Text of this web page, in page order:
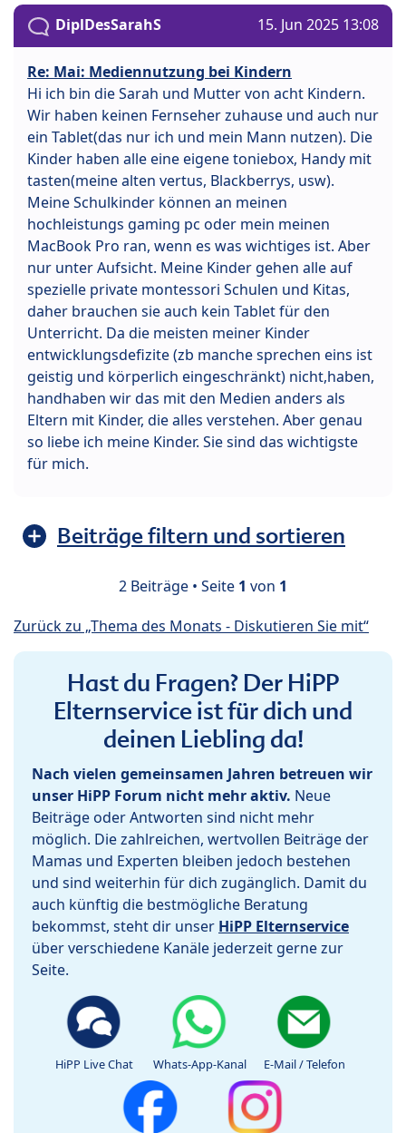
DiplDesSarahS 15. Jun 2025 13:08
Re: Mai: Mediennutzung bei Kindern
Hi ich bin die Sarah und Mutter von acht Kindern.
Wir haben keinen Fernseher zuhause und auch nur
ein Tablet(das nur ich und mein Mann nutzen). Die
Kinder haben alle eine eigene toniebox, Handy mit
tasten(meine alten vertus, Blackberrys, usw).
Meine Schulkinder können an meinen
hochleistungs gaming pc oder mein meinen
MacBook Pro ran, wenn es was wichtiges ist. Aber
nur unter Aufsicht. Meine Kinder gehen alle auf
spezielle private montessori Schulen und Kitas,
daher brauchen sie auch kein Tablet für den
Unterricht. Da die meisten meiner Kinder
entwicklungsdefizite (zb manche sprechen eins ist
geistig und körperlich eingeschränkt) nicht,haben,
handhaben wir das mit den Medien anders als
Eltern mit Kinder, die alles verstehen. Aber genau
so liebe ich meine Kinder. Sie sind das wichtigste
für mich.
Beiträge filtern und sortieren
2 Beiträge • Seite 1 von 1
Zurück zu „Thema des Monats - Diskutieren Sie mit“
Hast du Fragen? Der HiPP
Elternservice ist für dich und
deinen Liebling da!
Nach vielen gemeinsamen Jahren betreuen wir
unser HiPP Forum nicht mehr aktiv. Neue
Beiträge oder Antworten sind nicht mehr
möglich. Die zahlreichen, wertvollen Beiträge der
Mamas und Experten bleiben jedoch bestehen
und sind weiterhin für dich zugänglich. Damit du
auch künftig die bestmögliche Beratung
bekommst, steht dir unser HiPP Elternservice
über verschiedene Kanäle jederzeit gerne zur
Seite.
HiPP Live Chat Whats-App-Kanal E-Mail / Telefon